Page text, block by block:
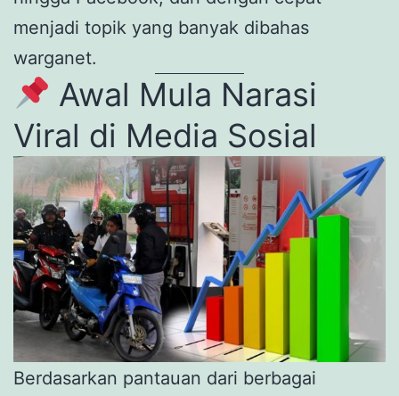
menjadi topik yang banyak dibahas
warganet.
Awal Mula Narasi
Viral di Media Sosial
Berdasarkan pantauan dari berbagai